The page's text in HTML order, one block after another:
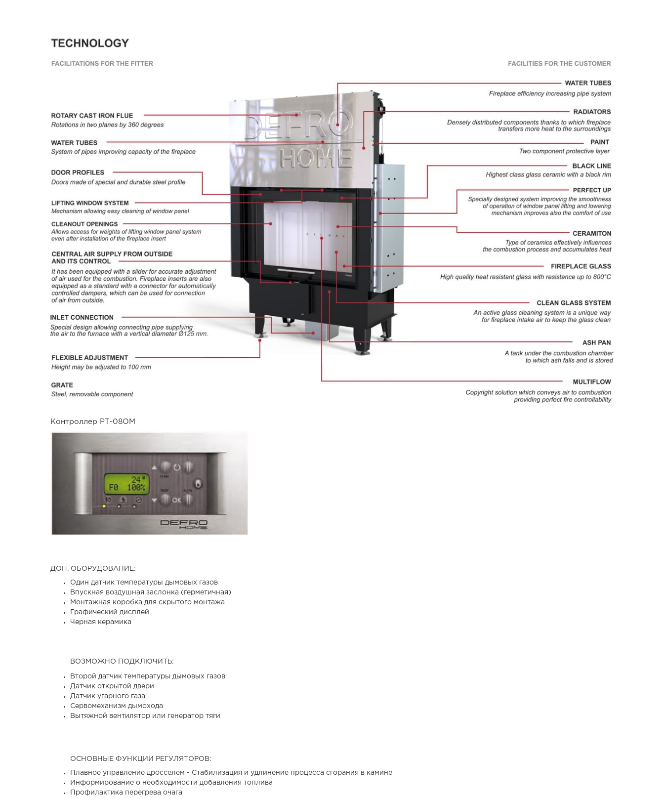
Контроллер РТ-08ОМ
ДОП. ОБОРУДОВАНИЕ:
Один датчик температуры дымовых газов
Впускная воздушная заслонка (герметичная)
Монтажная коробка для скрытого монтажа
Графический дисплей
Черная керамика
ВОЗМОЖНО ПОДКЛЮЧИТЬ:
Второй датчик температуры дымовых газов
Датчик открытой двери
Датчик угарного газа
Сервомеханизм дымохода
Вытяжной вентилятор или генератор тяги
ОСНОВНЫЕ ФУНКЦИИ РЕГУЛЯТОРОВ:
Плавное управление дросселем - Стабилизация и удлинение процесса сгорания в камине
Информирование о необходимости добавления топлива
Профилактика перегрева очага